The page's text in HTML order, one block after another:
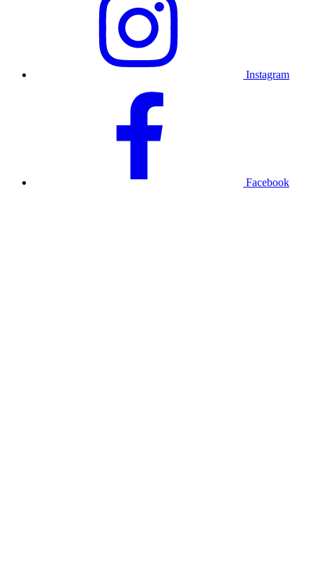
Instagram
Facebook